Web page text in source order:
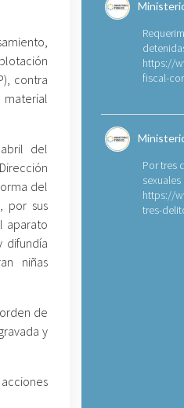
contra
del
del
por sus
aparato
difundía
niñas
de
y
https://
fiscal-
Por tres
https://
tres-